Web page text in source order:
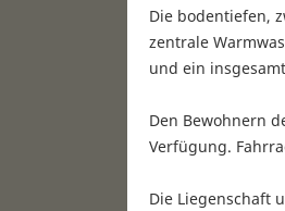
Die bodentiefen,
zentrale
und ein
Den Bewohnern
Verfügung.
Die Liegenschaft